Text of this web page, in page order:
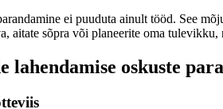
ei puuduta ainult tööd. See
aitate sõpra või planeerite oma
oskuste